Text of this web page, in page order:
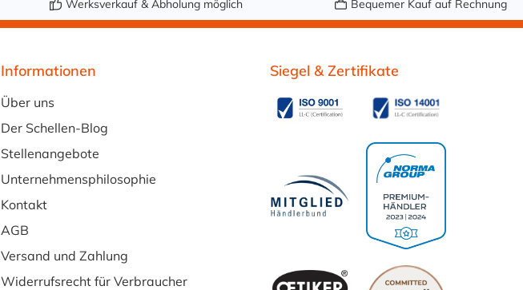
Werksverkauf & Abholung möglich Bequemer Kauf auf Rechnung
Informationen
Über uns
Der Schellen-Blog
Stellenangebote
Unternehmensphilosophie
Kontakt
AGB
Versand und Zahlung
Widerrufsrecht für Verbraucher
Siegel & Zertifikate